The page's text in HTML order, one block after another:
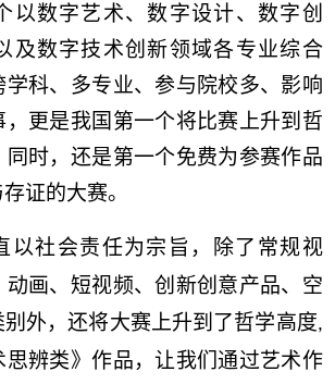
以数字艺术、数字设计、数字创
及数字技术创新领域各专业综合
学科、多专业、参与院校多、影响
，更是我国第一个将比赛上升到哲
同时，还是第一个免费为参赛作品
证的大赛。
以社会责任为宗旨，除了常规视
画、短视频、创新创意产品、空
外，还将大赛上升到了哲学高度,
思辨类》作品，让我们通过艺术作